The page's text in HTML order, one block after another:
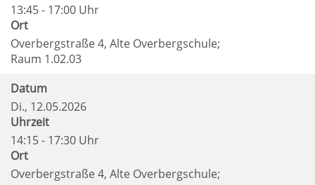
13:45 - 17:00 Uhr
Ort
Overbergstraße 4, Alte Overbergschule;
Raum 1.02.03
Datum
Di., 12.05.2026
Uhrzeit
14:15 - 17:30 Uhr
Ort
Overbergstraße 4, Alte Overbergschule;